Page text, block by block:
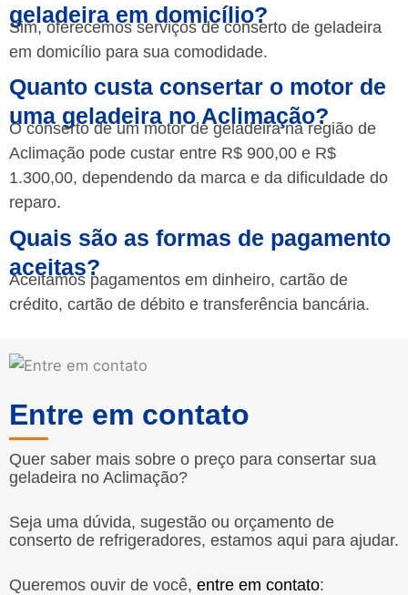
geladeira em domicílio?
Sim, oferecemos serviços de conserto de geladeira
em domicílio para sua comodidade.
Quanto custa consertar o motor de
uma geladeira no Aclimação?
O conserto de um motor de geladeira na região de
Aclimação pode custar entre R$ 900,00 e R$
1.300,00, dependendo da marca e da dificuldade do
reparo.
Quais são as formas de pagamento
aceitas?
Aceitamos pagamentos em dinheiro, cartão de
crédito, cartão de débito e transferência bancária.
Entre em contato
Quer saber mais sobre o preço para consertar sua
geladeira no Aclimação?
Seja uma dúvida, sugestão ou orçamento de
conserto de refrigeradores, estamos aqui para ajudar.
Queremos ouvir de você, entre em contato: